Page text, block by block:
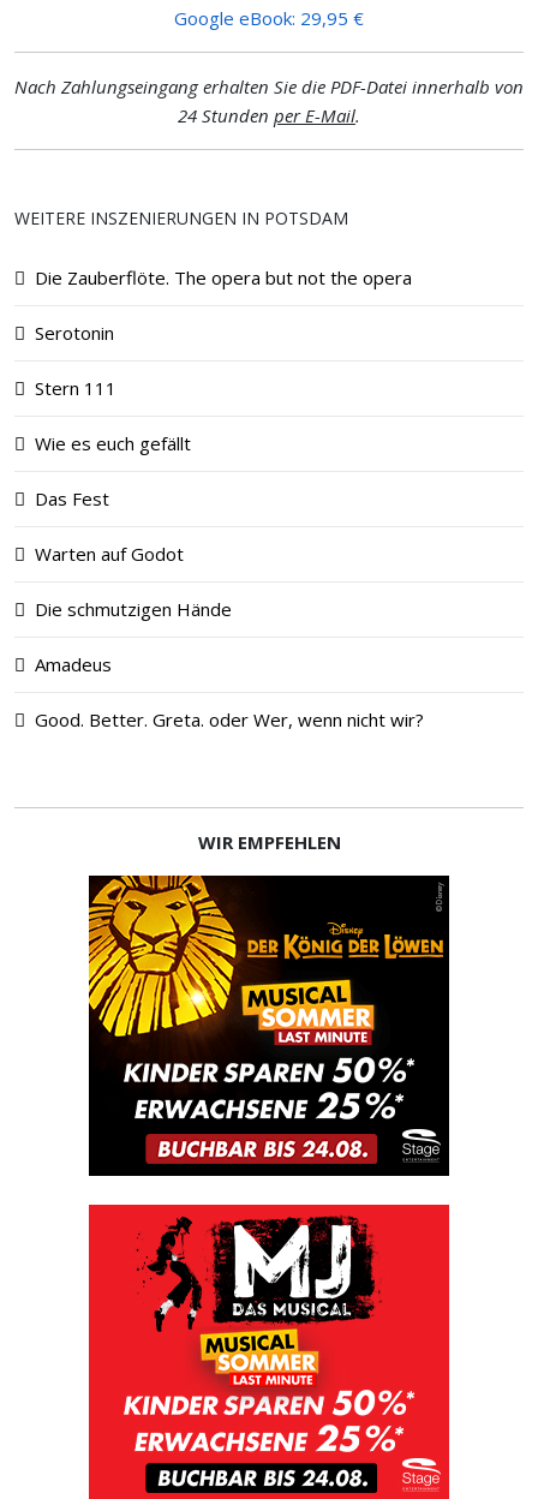
Google eBook: 29,95 €
Nach Zahlungseingang erhalten Sie die PDF-Datei innerhalb von
24 Stunden per E-Mail.
WEITERE INSZENIERUNGEN IN POTSDAM
Die Zauberflöte. The opera but not the opera
Serotonin
Stern 111
Wie es euch gefällt
Das Fest
Warten auf Godot
Die schmutzigen Hände
Amadeus
Good. Better. Greta. oder Wer, wenn nicht wir?
WIR EMPFEHLEN